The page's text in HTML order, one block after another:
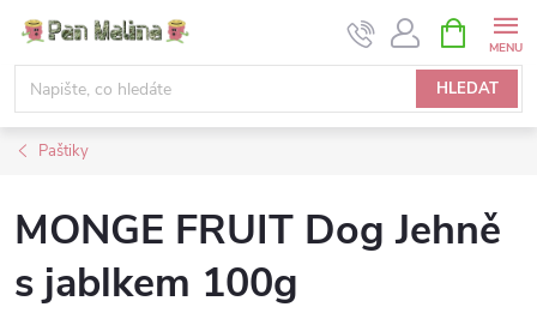
Přejít
obsah
HLEDAT
NÁKUPNÍ
KOŠÍK
Paštiky
MONGE FRUIT Dog Jehně
s jablkem 100g